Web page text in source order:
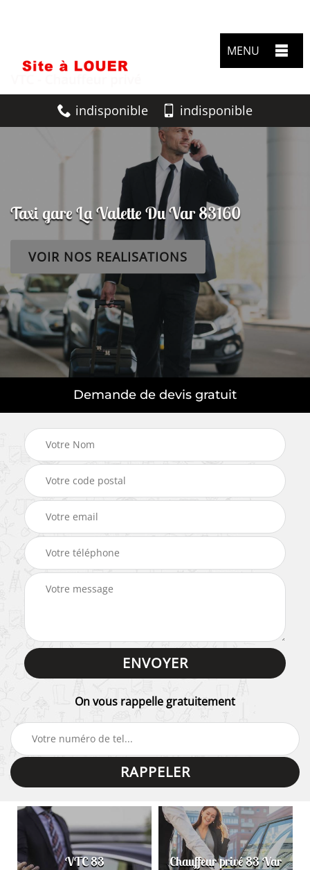
MENU
indisponible indisponible
Taxi gare La Valette Du Var 83160
VOIR NOS REALISATIONS
Demande de devis gratuit
On vous rappelle gratuitement
VTC 83 Chauffeur privé 83 Var